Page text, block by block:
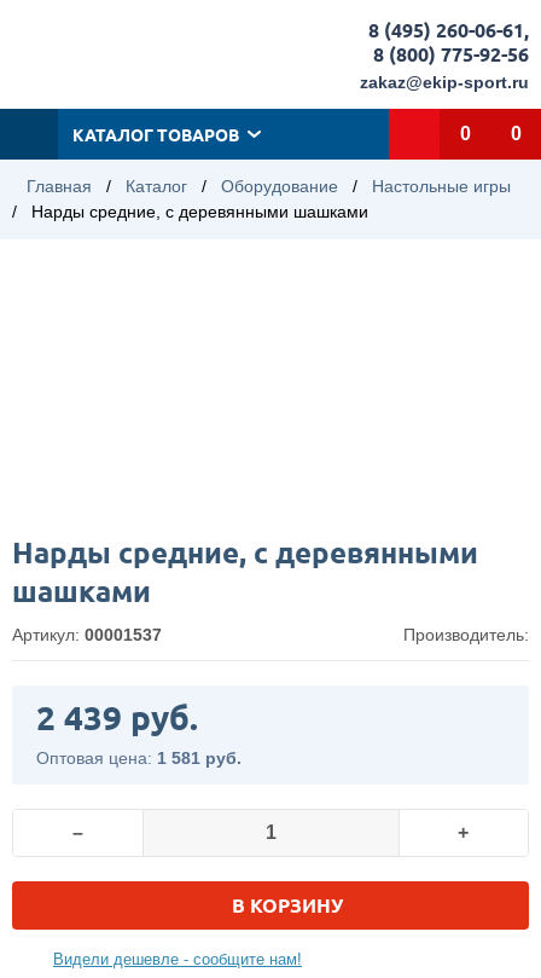
8 (495) 260-06-61,
8 (800) 775-92-56
zakaz@ekip-sport.ru
КАТАЛОГ ТОВАРОВ 0 0
Главная / Каталог / Оборудование /
Настольные игры
/
Нарды средние, с деревянными шашками
Нарды средние, с деревянными
шашками
Артикул: 00001537 Производитель:
2 439 руб.
Оптовая цена: 1 581 руб.
– +
В КОРЗИНУ
Видели дешевле - сообщите нам!